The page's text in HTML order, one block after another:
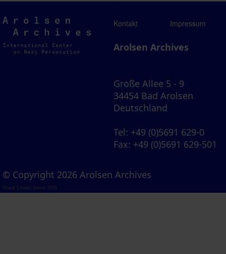
Arolsen
Archives
Kontakt Impressum
Arolsen Archives
Große Allee 5 - 9
34454 Bad Arolsen
Deutschland
Tel: +49 (0)5691 629-0
Fax: +49 (0)5691 629-501
© Copyright 2026 Arolsen Archives
Visual Library Server 2026